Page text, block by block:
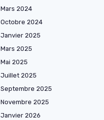
Mars 2024
Octobre 2024
Janvier 2025
Mars 2025
Mai 2025
Juillet 2025
Septembre 2025
Novembre 2025
Janvier 2026